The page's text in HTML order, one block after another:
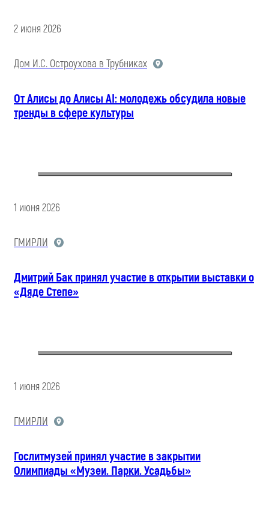
2 июня 2026
Дом И.С. Остроухова в Трубниках
От Алисы до Алисы AI: молодежь обсудила новые
тренды в сфере культуры
1 июня 2026
ГМИРЛИ
Дмитрий Бак принял участие в открытии выставки о
«Дяде Степе»
1 июня 2026
ГМИРЛИ
Гослитмузей принял участие в закрытии
Олимпиады «Музеи. Парки. Усадьбы»